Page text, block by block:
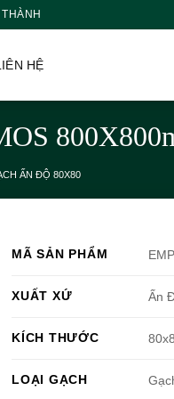
HỆ
ẤN ĐỘ 80X80
MÃ SẢN PHẨM
XUẤT XỨ Ấn
KÍCH THƯỚC
LOẠI GẠCH